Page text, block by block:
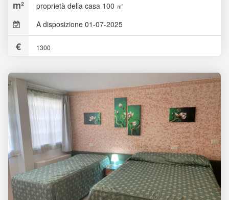
proprietà della casa 100 ㎡
A disposizione 01-07-2025
1300